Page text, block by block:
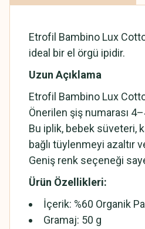
Etrofil Bambino Lux
ideal bir el örgü ipidir.
Uzun Açıklama
Etrofil Bambino Lux
Önerilen şiş numarası
Bu iplik, bebek süveteri,
bağlı tüylenmeyi azaltır
Geniş renk seçeneği
Ürün Özellikleri:
İçerik: %60 Organik
Gramaj: 50 g